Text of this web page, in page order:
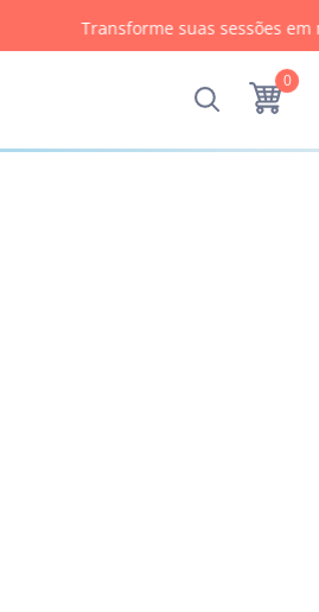
Transforme suas sessões em
0